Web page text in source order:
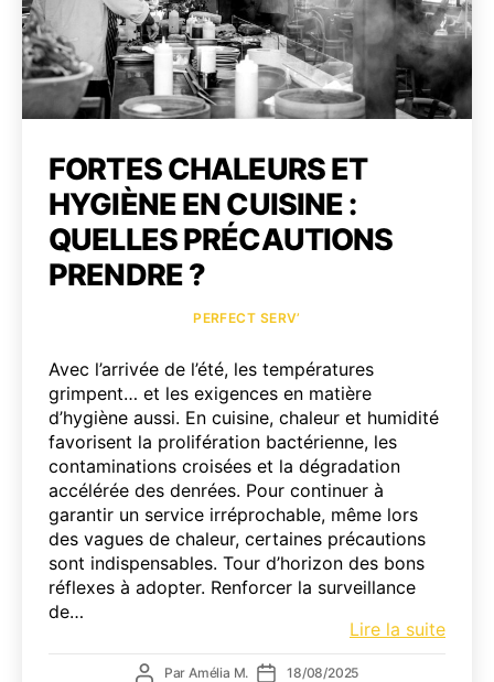
FORTES CHALEURS ET
HYGIÈNE EN CUISINE :
QUELLES PRÉCAUTIONS
PRENDRE ?
PERFECT SERV’
Avec l’arrivée de l’été, les températures
grimpent… et les exigences en matière
d’hygiène aussi. En cuisine, chaleur et humidité
favorisent la prolifération bactérienne, les
contaminations croisées et la dégradation
accélérée des denrées. Pour continuer à
garantir un service irréprochable, même lors
des vagues de chaleur, certaines précautions
sont indispensables. Tour d’horizon des bons
réflexes à adopter. Renforcer la surveillance
de…
Lire la suite
AuteurParAmélia M. Date
18/08/2025